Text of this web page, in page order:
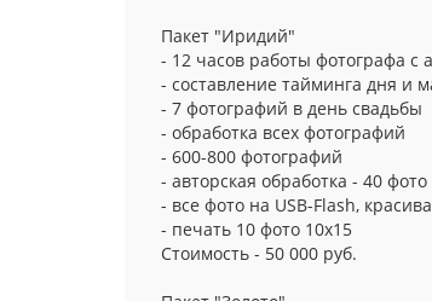
Пакет "Иридий"
- 12 часов работы фотографа с
- составление тайминга дня и
- 7 фотографий в день свадьбы
- обработка всех фотографий
- 600-800 фотографий
- авторская обработка - 40 фото
- все фото на USB-Flash,
- печать 10 фото 10х15
Стоимость - 50 000 руб.